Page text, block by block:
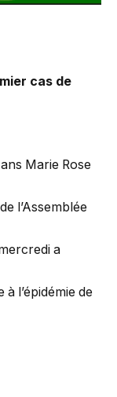
cas de
Marie Rose
l’Assemblée
a
l’épidémie de